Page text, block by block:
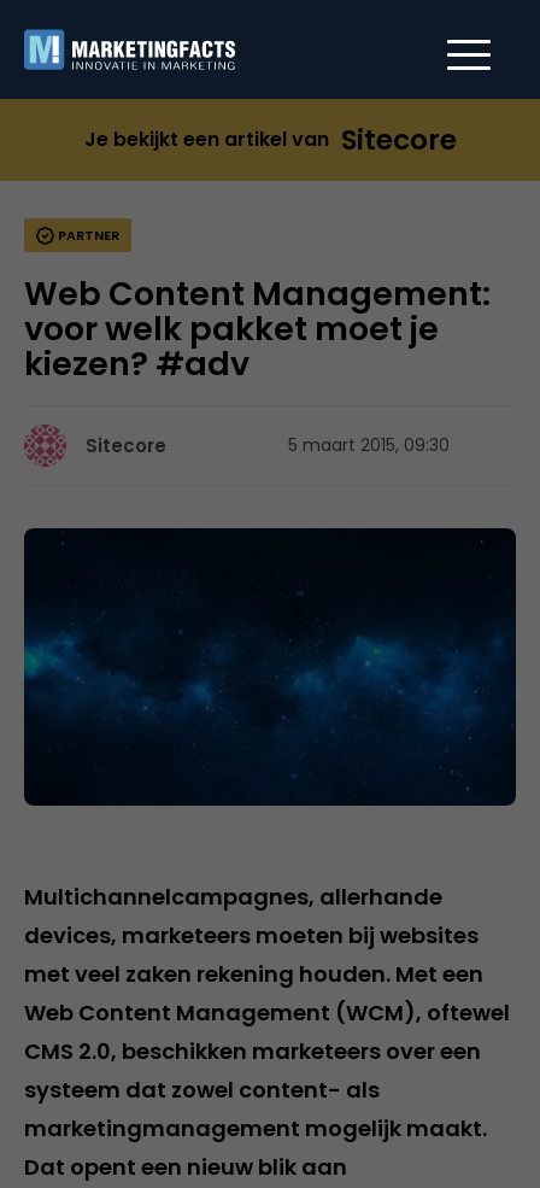
Je bekijkt een artikel van Sitecore
PARTNER
Web Content Management:
voor welk pakket moet je
kiezen? #adv
Sitecore 5 maart 2015, 09:30
Multichannelcampagnes, allerhande
devices, marketeers moeten bij websites
met veel zaken rekening houden. Met een
Web Content Management (WCM), oftewel
CMS 2.0, beschikken marketeers over een
systeem dat zowel content- als
marketingmanagement mogelijk maakt.
Dat opent een nieuw blik aan